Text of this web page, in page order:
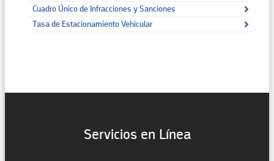
Cuadro Único de Infracciones y Sanciones
Tasa de Estacionamiento Vehicular
Servicios en Línea